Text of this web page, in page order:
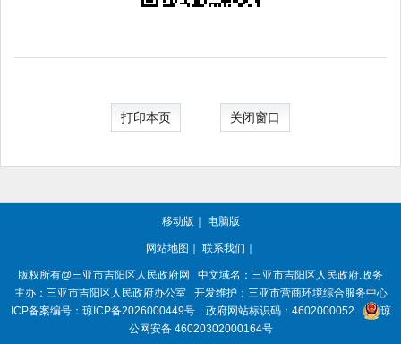
打印本页 关闭窗口
移动版 ｜ 电脑版
网站地图 ｜ 联系我们 ｜
版权所有@三亚市吉阳区人民政府网 中文域名： 三亚市吉阳区人民政府.政务
主办：三亚市吉阳区人民政府办公室
开发维护：三亚市营商环境综合服务中心
ICP备案编号： 琼ICP备2026000449号 政府网站标识码： 4602000052
琼
公网安备 46020302000164号